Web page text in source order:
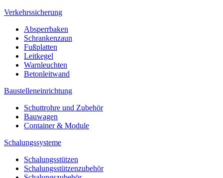
Verkehrssicherung
Absperrbaken
Schrankenzaun
Fußplatten
Leitkegel
Warnleuchten
Betonleitwand
Baustelleneinrichtung
Schuttrohre und Zubehör
Bauwagen
Container & Module
Schalungssysteme
Schalungsstützen
Schalungsstützenzubehör